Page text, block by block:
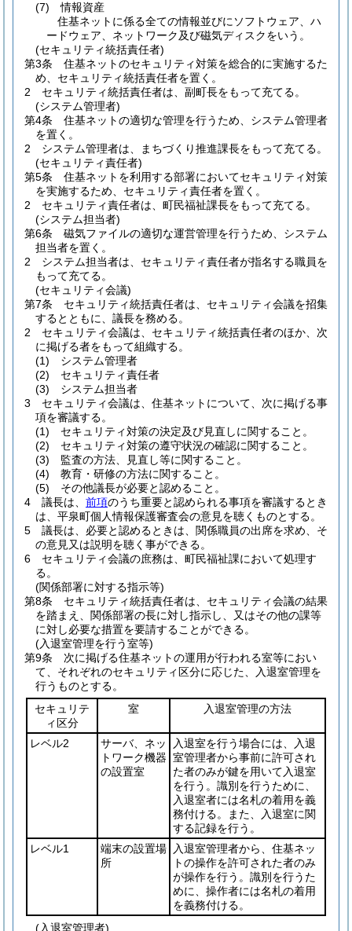
(7)
情報資産
住基ネットに係る全ての情報並びにソフトウェア、ハ
ードウェア、ネットワーク及び磁気ディスクをいう。
(セキュリティ統括責任者)
第3条
住基ネットのセキュリティ対策を総合的に実施するた
め、セキュリティ統括責任者を置く。
2
セキュリティ統括責任者は、副町長をもって充てる。
(システム管理者)
第4条
住基ネットの適切な管理を行うため、システム管理者
を置く。
2
システム管理者は、まちづくり推進課長をもって充てる。
(セキュリティ責任者)
第5条
住基ネットを利用する部署においてセキュリティ対策
を実施するため、セキュリティ責任者を置く。
2
セキュリティ責任者は、町民福祉課長をもって充てる。
(システム担当者)
第6条
磁気ファイルの適切な運営管理を行うため、システム
担当者を置く。
2
システム担当者は、セキュリティ責任者が指名する職員を
もって充てる。
(セキュリティ会議)
第7条
セキュリティ統括責任者は、セキュリティ会議を招集
するとともに、議長を務める。
2
セキュリティ会議は、セキュリティ統括責任者のほか、次
に掲げる者をもって組織する。
(1)
システム管理者
(2)
セキュリティ責任者
(3)
システム担当者
3
セキュリティ会議は、住基ネットについて、次に掲げる事
項を審議する。
(1)
セキュリティ対策の決定及び見直しに関すること。
(2)
セキュリティ対策の遵守状況の確認に関すること。
(3)
監査の方法、見直し等に関すること。
(4)
教育・研修の方法に関すること。
(5)
その他議長が必要と認めること。
4
議長は、 前項のうち重要と認められる事項を審議するとき
は、平泉町個人情報保護審査会の意見を聴くものとする。
5
議長は、必要と認めるときは、関係職員の出席を求め、そ
の意見又は説明を聴く事ができる。
6
セキュリティ会議の庶務は、町民福祉課において処理す
る。
(関係部署に対する指示等)
第8条
セキュリティ統括責任者は、セキュリティ会議の結果
を踏まえ、関係部署の長に対し指示し、又はその他の課等
に対し必要な措置を要請することができる。
(入退室管理を行う室等)
第9条
次に掲げる住基ネットの運用が行われる室等におい
て、それぞれのセキュリティ区分に応じた、入退室管理を
行うものとする。
セキュリテ
ィ区分
室 入退室管理の方法
レベル2
サーバ、ネッ
トワーク機器
の設置室
入退室を行う場合には、入退
室管理者から事前に許可され
た者のみが鍵を用いて入退室
を行う。識別を行うために、
入退室者には名札の着用を義
務付ける。また、入退室に関
する記録を行う。
レベル1
端末の設置場
所
入退室管理者から、住基ネッ
トの操作を許可された者のみ
が操作を行う。識別を行うた
めに、操作者には名札の着用
を義務付ける。
(入退室管理者)